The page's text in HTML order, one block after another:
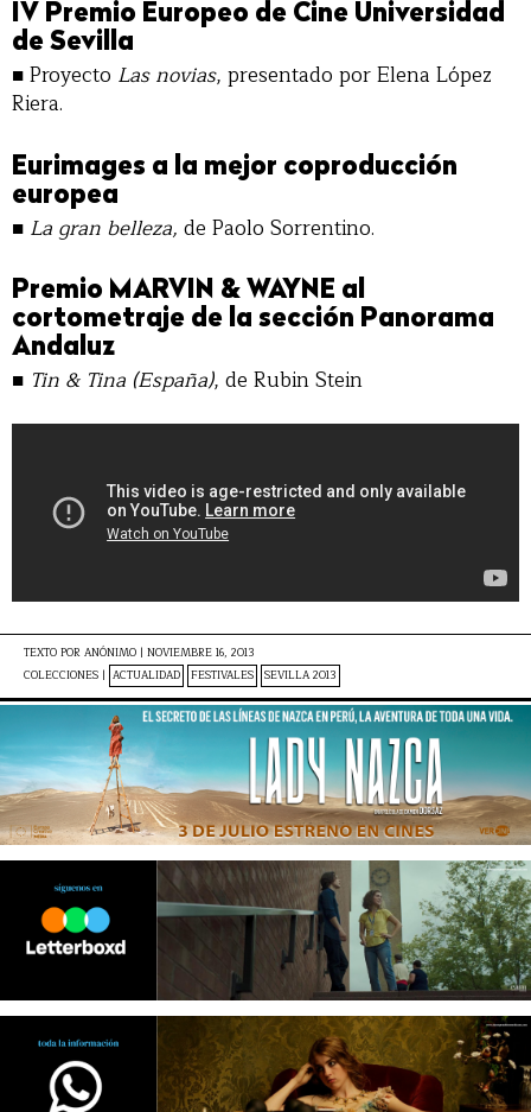
IV Premio Europeo de Cine Universidad
de Sevilla
■Proyecto Las novias, presentado por Elena López
Riera.
Eurimages a la mejor coproducción
europea
■ La gran belleza, de Paolo Sorrentino.
Premio MARVIN & WAYNE al
cortometraje de la sección Panorama
Andaluz
■ Tin & Tina (España), de Rubin Stein
TEXTO POR ANÓNIMO | NOVIEMBRE 16, 2013
COLECCIONES | ACTUALIDAD FESTIVALES SEVILLA 2013